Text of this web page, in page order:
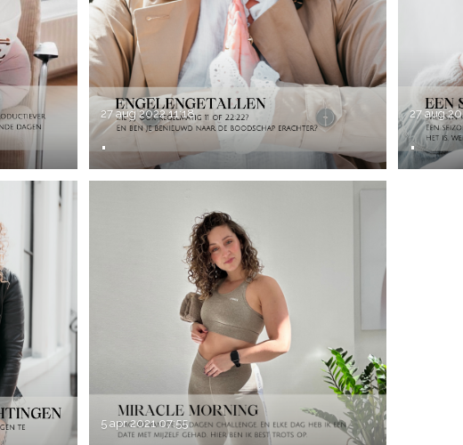
.
27 aug 2022 11:18
.
27 aug
5 apr 2021 07:55